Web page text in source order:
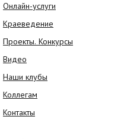
Онлайн-услуги
Краеведение
Проекты. Конкурсы
Видео
Наши клубы
Коллегам
Контакты